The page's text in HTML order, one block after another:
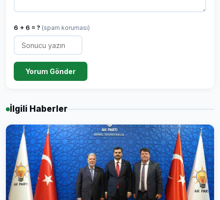
6 + 6 = ? (spam koruması)
Yorum Gönder
İlgili Haberler